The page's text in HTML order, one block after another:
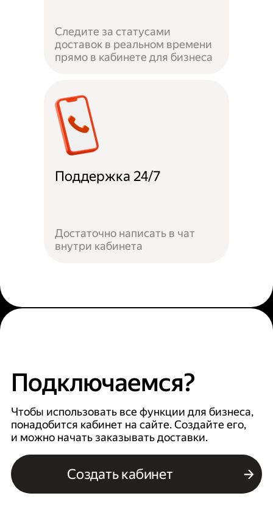
Следите за статусами
доставок в реальном времени
прямо в кабинете для бизнеса
Поддержка 24/7
Достаточно написать в чат
внутри кабинета
Подключаемся?
Чтобы использовать все функции для бизнеса,
понадобится кабинет на сайте. Создайте его,
и можно начать заказывать доставки.
Создать кабинет